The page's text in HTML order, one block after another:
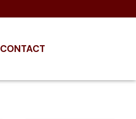
CONTACT